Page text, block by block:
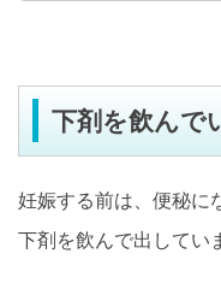
下剤を飲んで
妊娠する前は、便秘に
下剤を飲んで出してい